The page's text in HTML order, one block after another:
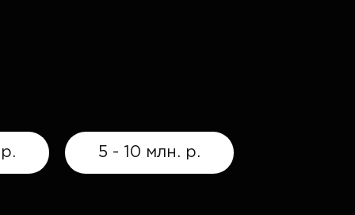
5 - 10 млн. р.